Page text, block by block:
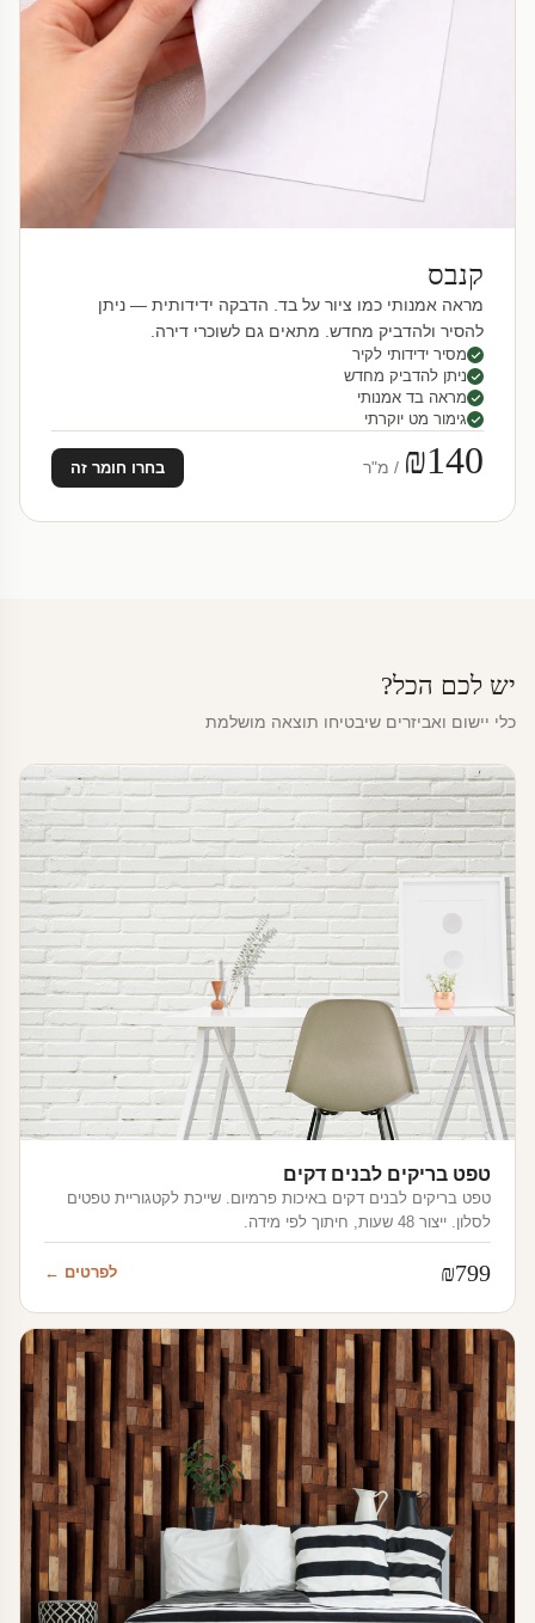
קנבס
מראה אמנותי כמו ציור על בד. הדבקה ידידותית — ניתן
להסיר ולהדביק מחדש. מתאים גם לשוכרי דירה.
מסיר ידידותי לקיר
ניתן להדביק מחדש
מראה בד אמנותי
גימור מט יוקרתי
₪140 / מ"ר בחרו חומר זה
יש לכם הכל?
כלי יישום ואביזרים שיבטיחו תוצאה מושלמת
טפט בריקים לבנים דקים
טפט בריקים לבנים דקים באיכות פרמיום. שייכת לקטגוריית טפטים
לסלון. ייצור 48 שעות, חיתוך לפי מידה.
₪799 לפרטים ←